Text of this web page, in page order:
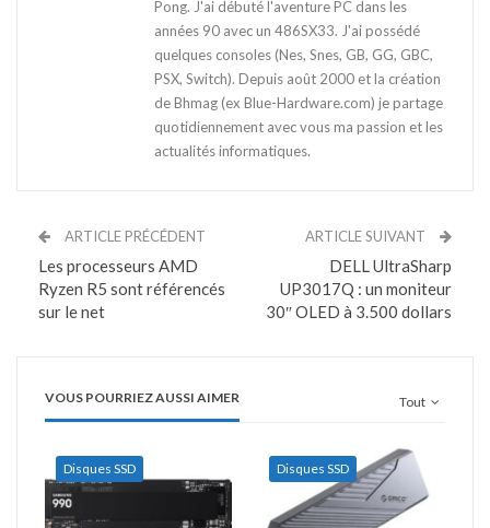
Pong. J'ai débuté l'aventure PC dans les
années 90 avec un 486SX33. J'ai possédé
quelques consoles (Nes, Snes, GB, GG, GBC,
PSX, Switch). Depuis août 2000 et la création
de Bhmag (ex Blue-Hardware.com) je partage
quotidiennement avec vous ma passion et les
actualités informatiques.
ARTICLE PRÉCÉDENT
Les processeurs AMD
Ryzen R5 sont référencés
sur le net
ARTICLE SUIVANT
DELL UltraSharp
UP3017Q : un moniteur
30″ OLED à 3.500 dollars
Tout
VOUS POURRIEZ AUSSI AIMER
Disques SSD Disques SSD